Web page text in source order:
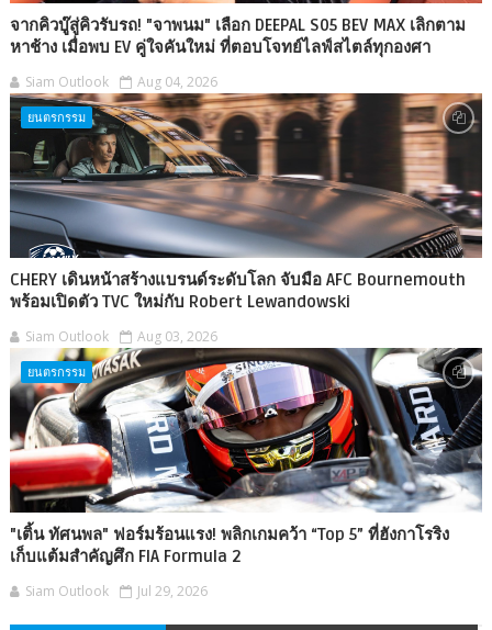
จากคิวบู๊สู่คิวรับรถ! "จาพนม" เลือก DEEPAL S05 BEV MAX เลิกตาม
หาช้าง เมื่อพบ EV คู่ใจคันใหม่ ที่ตอบโจทย์ไลฟ์สไตล์ทุกองศา
Siam Outlook Aug 04, 2026
ยนตรกรรม
CHERY เดินหน้าสร้างแบรนด์ระดับโลก จับมือ AFC Bournemouth
พร้อมเปิดตัว TVC ใหม่กับ Robert Lewandowski
Siam Outlook Aug 03, 2026
ยนตรกรรม
"เติ้น ทัศนพล" ฟอร์มร้อนแรง! พลิกเกมคว้า “Top 5” ที่ฮังกาโรริง
เก็บแต้มสำคัญศึก FIA Formula 2
Siam Outlook Jul 29, 2026